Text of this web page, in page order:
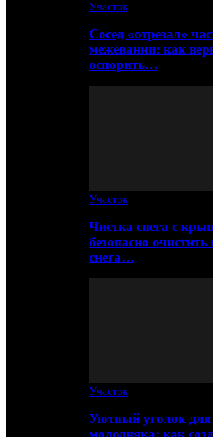
Участок
Сосед «отрезал»
межевании: как
оспорить…
Участок
Чистка снега с
безопасно
снега…
Участок
Уютный уголок для
молодняка: как